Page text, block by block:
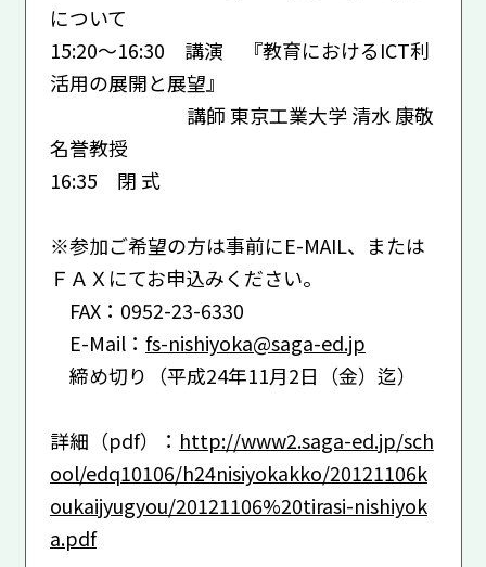
について
15:20～16:30 講演 『教育におけるICT利
活用の展開と展望』
講師 東京工業大学 清水 康敬
名誉教授
16:35 閉 式
※参加ご希望の方は事前にE-MAIL、または
ＦＡＸにてお申込みください。
FAX：0952-23-6330
E-Mail： fs-nishiyoka@saga-ed.jp
締め切り（平成24年11月2日（金）迄）
詳細（pdf）： http://www2.saga-ed.jp/sch
ool/edq10106/h24nisiyokakko/20121106k
oukaijyugyou/20121106%20tirasi-nishiyok
a.pdf